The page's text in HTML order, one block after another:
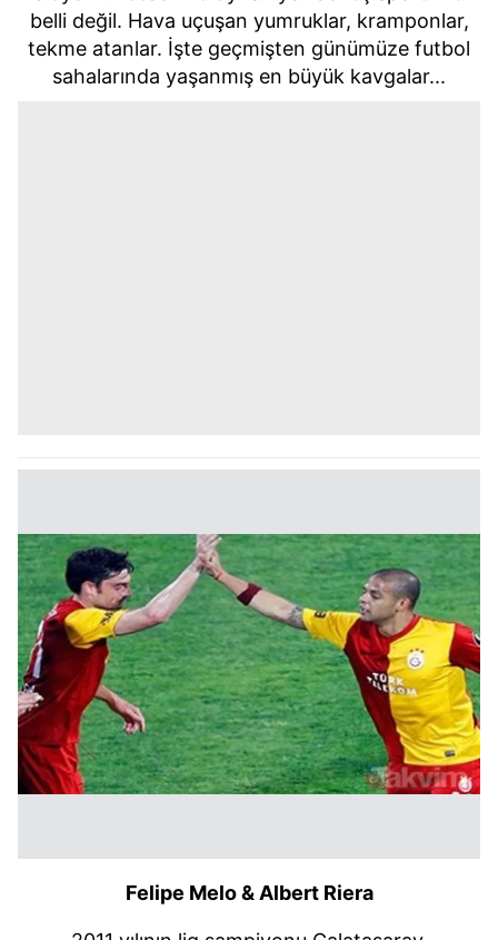
belli değil. Hava uçuşan yumruklar, kramponlar,
tekme atanlar. İşte geçmişten günümüze futbol
sahalarında yaşanmış en büyük kavgalar...
Felipe Melo & Albert Riera